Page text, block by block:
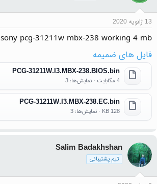
13 ژانویه 2020
sony pcg-31211w mbx-238 working 4 mb
فایل های ضمیمه
PCG-31211W.I3.MBX-238.BIOS.bin
4 مگابایت · نمایش‌ها: 3
PCG-31211W.I3.MBX-238.EC.bin
128 KB · نمایش‌ها: 3
Salim Badakhshan
تیم پشتیبانی